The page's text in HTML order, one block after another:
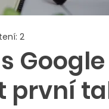
první
2